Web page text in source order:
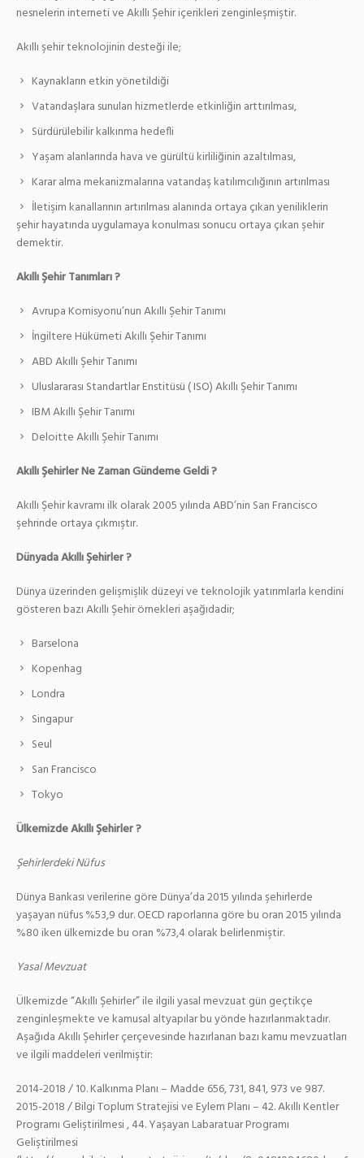
nesnelerin interneti ve Akıllı Şehir içerikleri zenginleşmiştir.
Akıllı şehir teknolojinin desteği ile;
Kaynakların etkin yönetildiği
Vatandaşlara sunulan hizmetlerde etkinliğin arttırılması,
Sürdürülebilir kalkınma hedefli
Yaşam alanlarında hava ve gürültü kirliliğinin azaltılması,
Karar alma mekanizmalarına vatandaş katılımcılığının artırılması
İletişim kanallarının artırılması alanında ortaya çıkan yeniliklerin
şehir hayatında uygulamaya konulması sonucu ortaya çıkan şehir
demektir.
Akıllı Şehir Tanımları ?
Avrupa Komisyonu’nun Akıllı Şehir Tanımı
İngiltere Hükümeti Akıllı Şehir Tanımı
ABD Akıllı Şehir Tanımı
Uluslararası Standartlar Enstitüsü ( ISO) Akıllı Şehir Tanımı
IBM Akıllı Şehir Tanımı
Deloitte Akıllı Şehir Tanımı
Akıllı Şehirler Ne Zaman Gündeme Geldi ?
Akıllı Şehir kavramı ilk olarak 2005 yılında ABD’nin San Francisco
şehrinde ortaya çıkmıştır.
Dünyada Akıllı Şehirler ?
Dünya üzerinden gelişmişlik düzeyi ve teknolojik yatırımlarla kendini
gösteren bazı Akıllı Şehir örnekleri aşağıdadir;
Barselona
Kopenhag
Londra
Singapur
Seul
San Francisco
Tokyo
Ülkemizde Akıllı Şehirler ?
Şehirlerdeki Nüfus
Dünya Bankası verilerine göre Dünya’da 2015 yılında şehirlerde
yaşayan nüfus %53,9 dur. OECD raporlarına göre bu oran 2015 yılında
%80 iken ülkemizde bu oran %73,4 olarak belirlenmiştir.
Yasal Mevzuat
Ülkemizde “Akıllı Şehirler” ile ilgili yasal mevzuat gün geçtikçe
zenginleşmekte ve kamusal altyapılar bu yönde hazırlanmaktadır.
Aşağıda Akıllı Şehirler çerçevesinde hazırlanan bazı kamu mevzuatları
ve ilgili maddeleri verilmiştir:
2014-2018 / 10. Kalkınma Planı – Madde 656, 731, 841, 973 ve 987.
2015-2018 / Bilgi Toplum Stratejisi ve Eylem Planı – 42. Akıllı Kentler
Programı Geliştirilmesi , 44. Yaşayan Labaratuar Programı
Geliştirilmesi